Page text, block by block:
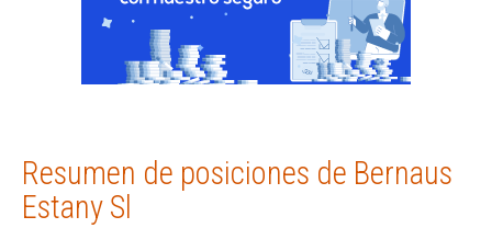
Resumen de posiciones de Bernaus
Estany Sl